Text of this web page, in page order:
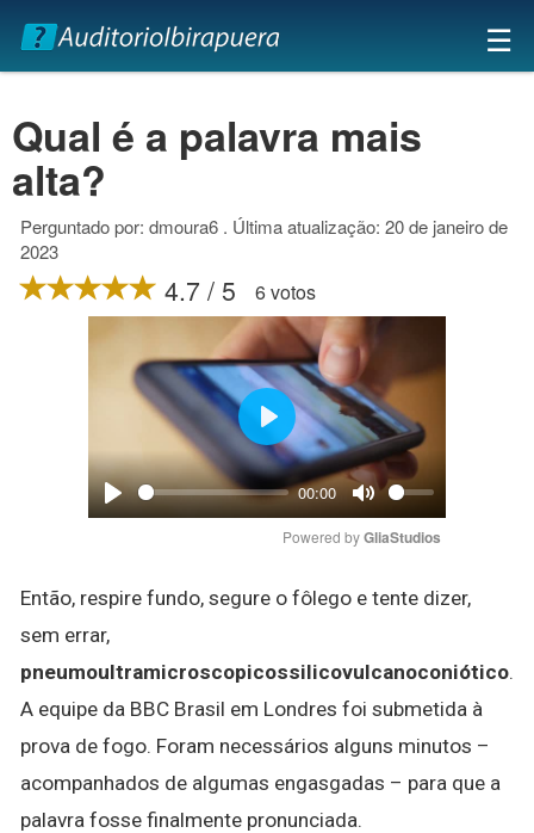
×
☰
Qual é a palavra mais
alta?
Perguntado por: dmoura6 . Última atualização: 20 de janeiro de
2023
4.7 / 5 6 votos
Play
00:00
Mute
Play
Powered by GliaStudios
Então, respire fundo, segure o fôlego e tente dizer,
sem errar,
pneumoultramicroscopicossilicovulcanoconiótico.
A equipe da BBC Brasil em Londres foi submetida à
prova de fogo. Foram necessários alguns minutos –
acompanhados de algumas engasgadas – para que a
palavra fosse finalmente pronunciada.